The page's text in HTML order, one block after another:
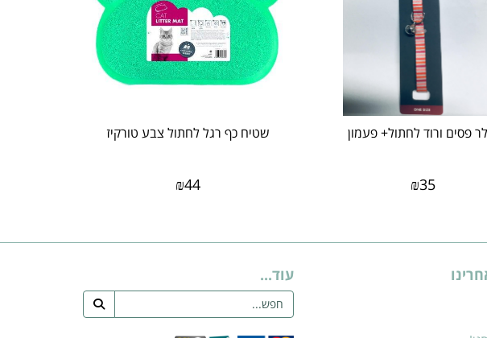
פסים ורוד לחתול+ פעמון
₪35
שטיח כף רגל לחתול צבע טורקיז
₪44
עוד...